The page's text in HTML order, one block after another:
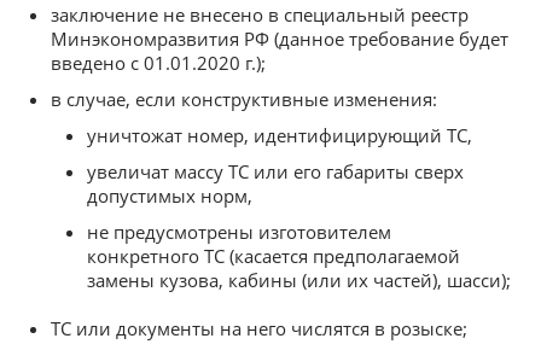
заключение не внесено в специальный реестр
Минэкономразвития РФ (данное требование будет
введено с 01.01.2020 г.);
в случае, если конструктивные изменения:
уничтожат номер, идентифицирующий ТС,
увеличат массу ТС или его габариты сверх
допустимых норм,
не предусмотрены изготовителем
конкретного ТС (касается предполагаемой
замены кузова, кабины (или их частей), шасси);
ТС или документы на него числятся в розыске;